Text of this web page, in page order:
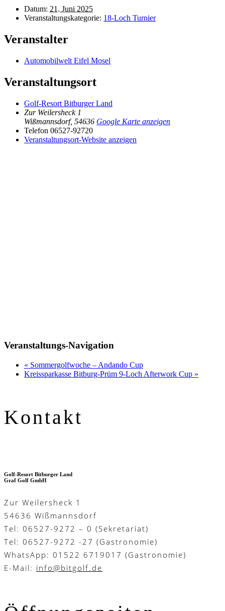
Datum: 21. Juni 2025
Veranstaltungskategorie: 18-Loch Turnier
Veranstalter
Automobilwelt Eifel Mosel
Veranstaltungsort
Golf-Resort Bitburger Land
Zur Weilersheck 1
Wißmannsdorf, 54636 Google Karte anzeigen
Telefon 06527-92720
Veranstaltungsort-Website anzeigen
Veranstaltungs-Navigation
« Sommergolfwoche – Andando Cup
Kreissparkasse Bitburg-Prüm 9-Loch Afterwork Cup »
Kontakt
Golf-Resort Bitburger Land
Graf Golf GmbH
Zur Weilersheck 1
54636 Wißmannsdorf
Tel: 06527-9272 – 0 (Sekretariat)
Tel: 06527-9272 -27 (Gastronomie)
WhatsApp: 01522 6719017 (Gastronomie)
E-Mail: info@bitgolf.de